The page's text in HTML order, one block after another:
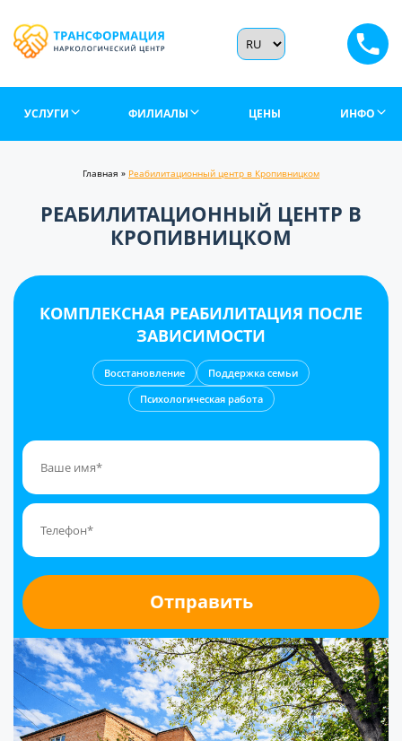
УСЛУГИ ФИЛИАЛЫ ЦЕНЫ ИНФО
Главная » Реабилитационный центр в Кропивницком
РЕАБИЛИТАЦИОННЫЙ ЦЕНТР В
КРОПИВНИЦКОМ
КОМПЛЕКСНАЯ РЕАБИЛИТАЦИЯ ПОСЛЕ
ЗАВИСИМОСТИ
Восстановление
Поддержка семьи
Психологическая работа